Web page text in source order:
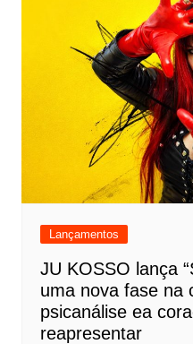
Lançamentos
JU KOSSO lança
uma nova fase na
psicanálise ea
reapresentar